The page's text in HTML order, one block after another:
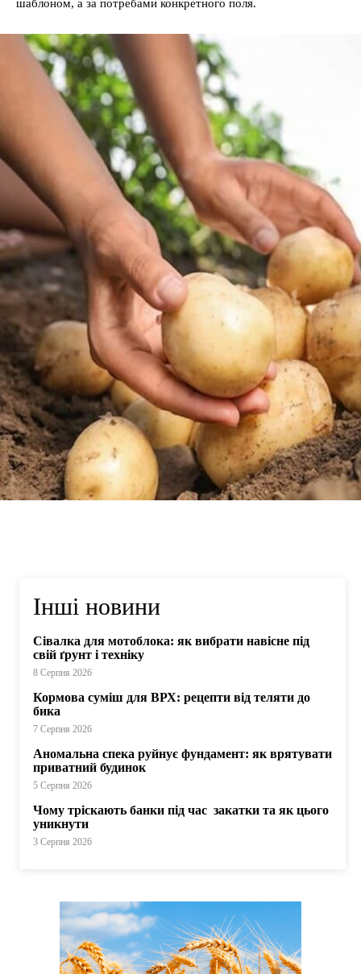
шаблоном, а за потребами конкретного поля.
Інші новини
Сівалка для мотоблока: як вибрати навісне під
свій ґрунт і техніку
8 Серпня 2026
Кормова суміш для ВРХ: рецепти від теляти до
бика
7 Серпня 2026
Аномальна спека руйнує фундамент: як врятувати
приватний будинок
5 Серпня 2026
Чому тріскають банки під час закатки та як цього
уникнути
3 Серпня 2026